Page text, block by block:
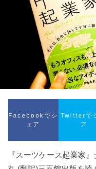
Facebookでシ
ェア
Twitterで
ア
『スーツケース起業家